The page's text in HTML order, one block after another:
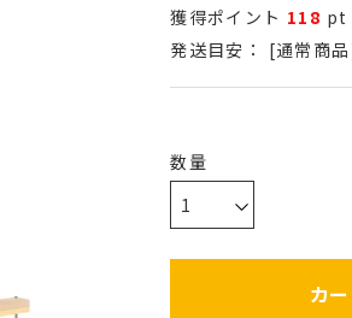
獲得ポイント 118 pt
発送目安：
[通常商
カ